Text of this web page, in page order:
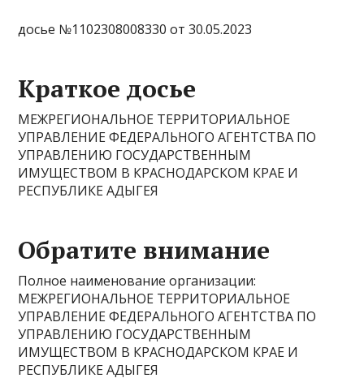
досье №1102308008330 от 30.05.2023
Краткое досье
МЕЖРЕГИОНАЛЬНОЕ ТЕРРИТОРИАЛЬНОЕ
УПРАВЛЕНИЕ ФЕДЕРАЛЬНОГО АГЕНТСТВА ПО
УПРАВЛЕНИЮ ГОСУДАРСТВЕННЫМ
ИМУЩЕСТВОМ В КРАСНОДАРСКОМ КРАЕ И
РЕСПУБЛИКЕ АДЫГЕЯ
Обратите внимание
Полное наименование организации:
МЕЖРЕГИОНАЛЬНОЕ ТЕРРИТОРИАЛЬНОЕ
УПРАВЛЕНИЕ ФЕДЕРАЛЬНОГО АГЕНТСТВА ПО
УПРАВЛЕНИЮ ГОСУДАРСТВЕННЫМ
ИМУЩЕСТВОМ В КРАСНОДАРСКОМ КРАЕ И
РЕСПУБЛИКЕ АДЫГЕЯ